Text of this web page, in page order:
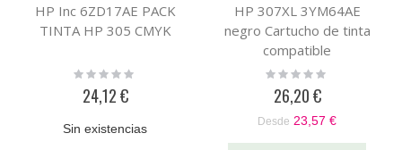
HP Inc 6ZD17AE PACK
TINTA HP 305 CMYK
Rating:
24,12 €
Sin existencias
HP 307XL 3YM64AE
negro Cartucho de tinta
compatible
Rating:
26,20 €
Desde 23,57 €